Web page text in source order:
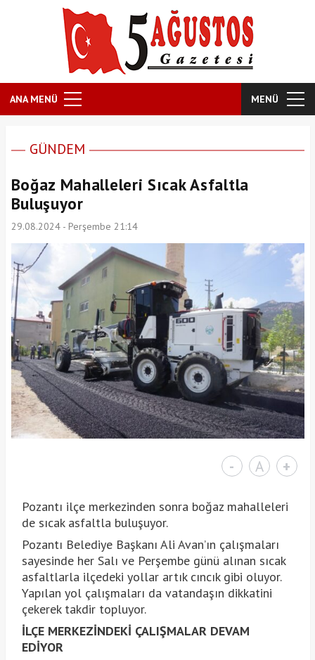
ANA MENÜ MENÜ
GÜNDEM
Boğaz Mahalleleri Sıcak Asfaltla
Buluşuyor
29.08.2024 - Perşembe 21:14
- A +
Pozantı ilçe merkezinden sonra boğaz mahalleleri
de sıcak asfaltla buluşuyor.
Pozantı Belediye Başkanı Ali Avan’ın çalışmaları
sayesinde her Salı ve Perşembe günü alınan sıcak
asfaltlarla ilçedeki yollar artık cıncık gibi oluyor.
Yapılan yol çalışmaları da vatandaşın dikkatini
çekerek takdir topluyor.
İLÇE MERKEZİNDEKİ ÇALIŞMALAR DEVAM
EDİYOR